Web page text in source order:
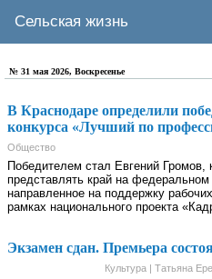
Сельская жизнь
№ 31 мая 2026, Воскресенье
В Краснодаре определили
конкурса «Лучший по
Общество
Победителем стал Евгений Громов,
представлять край на
направленное на поддержку
рамках национального проекта
Экзамен сдан. Премьера
Культура | Татьяна